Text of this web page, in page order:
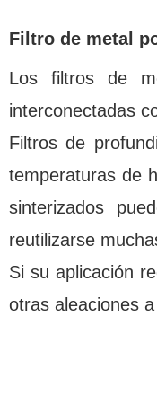
Filtro de metal
Los filtros de
interconectadas
Filtros de
temperaturas de
sinterizados
reutilizarse
Si su aplicación
otras aleaciones